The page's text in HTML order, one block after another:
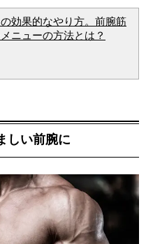
効果的なやり方。前腕筋
ニューの方法とは？
しい前腕に